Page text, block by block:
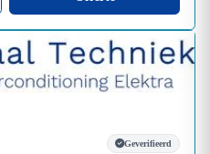
Geverifieerd